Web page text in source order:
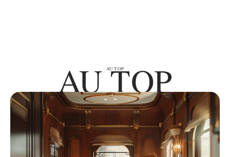
AU TOP
AU TOP